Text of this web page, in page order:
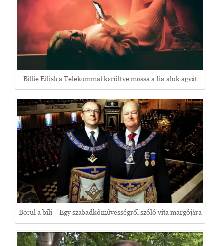
Billie Eilish a Telekommal karöltve mossa a fiatalok agyát
Borul a bili – Egy szabadkőművességről szóló vita margójára